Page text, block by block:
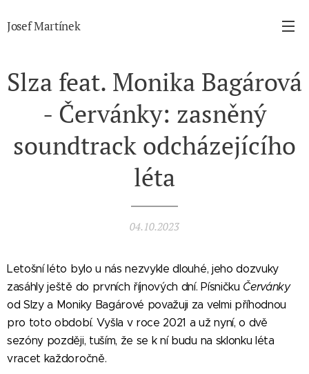
Josef Martínek
Slza feat. Monika Bagárová
- Červánky: zasněný
soundtrack odcházejícího
léta
04.10.2023
Letošní léto bylo u nás nezvykle dlouhé, jeho dozvuky
zasáhly ještě do prvních říjnových dní. Písničku Červánky
od Slzy a Moniky Bagárové považuji za velmi příhodnou
pro toto období. Vyšla v roce 2021 a už nyní, o dvě
sezóny později, tuším, že se k ní budu na sklonku léta
vracet každoročně.